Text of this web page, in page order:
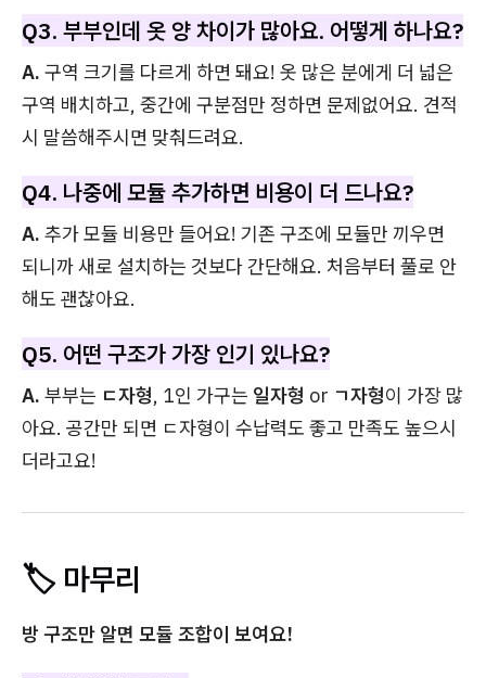
Q3. 부부인데 옷 양 차이가 많아요. 어떻게 하나요?
A. 구역 크기를 다르게 하면 돼요! 옷 많은 분에게 더 넓은
구역 배치하고, 중간에 구분점만 정하면 문제없어요. 견적
시 말씀해주시면 맞춰드려요.
Q4. 나중에 모듈 추가하면 비용이 더 드나요?
A. 추가 모듈 비용만 들어요! 기존 구조에 모듈만 끼우면
되니까 새로 설치하는 것보다 간단해요. 처음부터 풀로 안
해도 괜찮아요.
Q5. 어떤 구조가 가장 인기 있나요?
A. 부부는 ㄷ자형, 1인 가구는 일자형 or ㄱ자형이 가장 많
아요. 공간만 되면 ㄷ자형이 수납력도 좋고 만족도 높으시
더라고요!
🏷️ 마무리
방 구조만 알면 모듈 조합이 보여요!